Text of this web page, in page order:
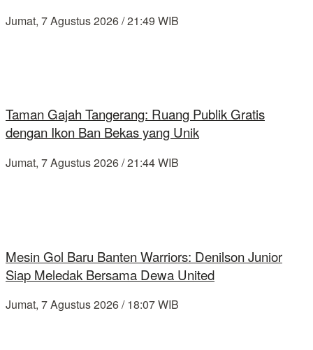
Jumat, 7 Agustus 2026 / 21:49 WIB
Taman Gajah Tangerang: Ruang Publik Gratis
dengan Ikon Ban Bekas yang Unik
Jumat, 7 Agustus 2026 / 21:44 WIB
Mesin Gol Baru Banten Warriors: Denilson Junior
Siap Meledak Bersama Dewa United
Jumat, 7 Agustus 2026 / 18:07 WIB